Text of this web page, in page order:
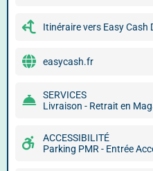
Itinéraire vers Easy Cash
easycash.fr
SERVICES
Livraison - Retrait en
ACCESSIBILITÉ
Parking PMR - Entrée